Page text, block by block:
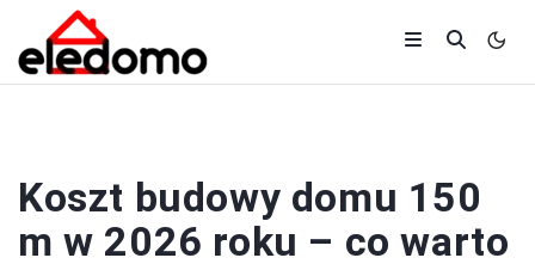
Koszt budowy domu 150
m w 2026 roku – co warto